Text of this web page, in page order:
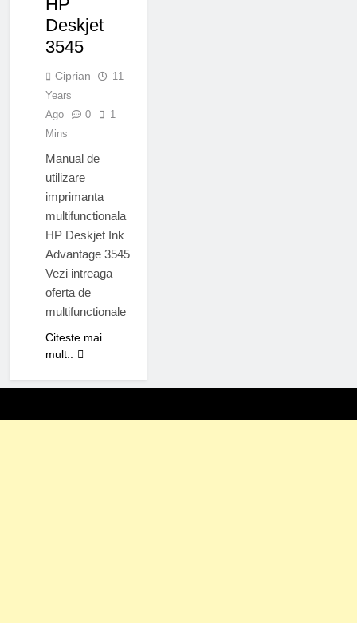
Deskjet
3545
Ciprian
11
Years
Ago
0
1
Mins
Manual de
utilizare
imprimanta
multifunctionala
HP Deskjet Ink
Advantage 3545
Vezi intreaga
oferta de
multifunctionale
Citeste mai
mult..